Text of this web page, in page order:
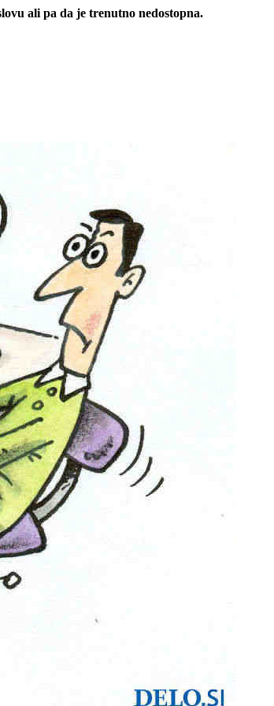
ali pa da je trenutno nedostopna.